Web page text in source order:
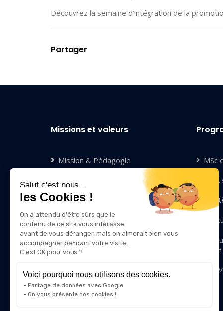
Salut c'est nous...
les Cookies !
On a attendu d'être sûrs que le
contenu de ce site vous intéresse
avant de vous déranger, mais on aimerait bien vous
accompagner pendant votre visite...
C'est OK pour vous ?
Voici pourquoi nous utilisons des cookies.
Partage de données avec Google
On vous présente nos cookies !
Découvrez la semaine d’intégration de la
Partager
Missions et valeurs
Mission & Pédagogie
Diversité & Inclusion
Qui sommes-nous ?
Nous rejoindre
MSc
IRIIG